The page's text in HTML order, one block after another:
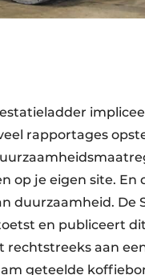
rapportages
op je eigen site.
duurzaamheid.
en publiceert
rechtstreeks aan
geteelde